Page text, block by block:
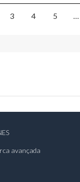
3 4 5 …
avançada